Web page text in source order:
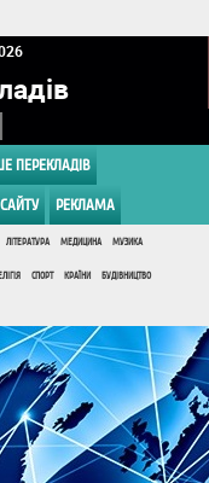
ПЕРЕКЛАДІВ
РЕКЛАМА
ЛІТЕРАТУРА МЕДИЦИНА МУЗИКА
СПОРТ КРАЇНИ БУДІВНИЦТВО